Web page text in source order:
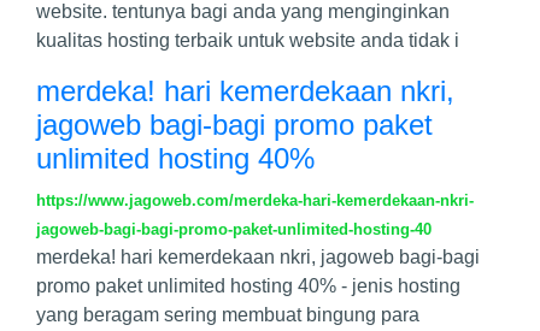
website. tentunya bagi anda yang menginginkan
kualitas hosting terbaik untuk website anda tidak i
merdeka! hari kemerdekaan nkri,
jagoweb bagi-bagi promo paket
unlimited hosting 40%
https://www.jagoweb.com/merdeka-hari-kemerdekaan-nkri-
jagoweb-bagi-bagi-promo-paket-unlimited-hosting-40
merdeka! hari kemerdekaan nkri, jagoweb bagi-bagi
promo paket unlimited hosting 40% - jenis hosting
yang beragam sering membuat bingung para